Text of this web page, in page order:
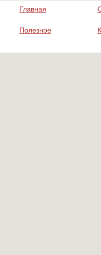
Главная
Полезное